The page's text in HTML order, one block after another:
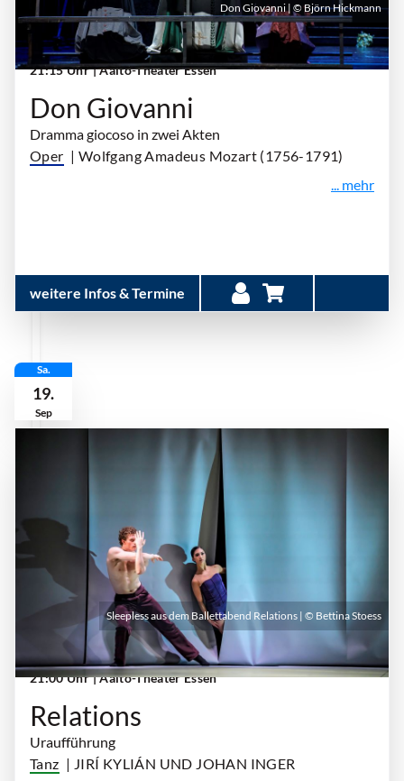
Sonntag, 13. September 2026 | 18:00 Uhr -
21:15 Uhr| Aalto-Theater Essen
Don Giovanni
Dramma giocoso in zwei Akten
Oper | Wolfgang Amadeus Mozart (1756-1791)
... mehr
weitere Infos & Termine
Don Giovanni | © Björn Hickmann
Sa.
19.
Sep
Samstag, 19. September 2026 | 19:00 Uhr -
21:00 Uhr| Aalto-Theater Essen
Relations
Uraufführung
Tanz | JIRÍ KYLIÁN UND JOHAN INGER
Sleepless aus dem Ballettabend Relations | © Bettina Stoess